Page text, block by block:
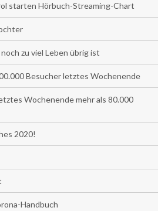
starten Hörbuch-Streaming-Chart
zu viel Leben übrig ist
Besucher letztes Wochenende
Wochenende mehr als 80.000
2020!
Handbuch